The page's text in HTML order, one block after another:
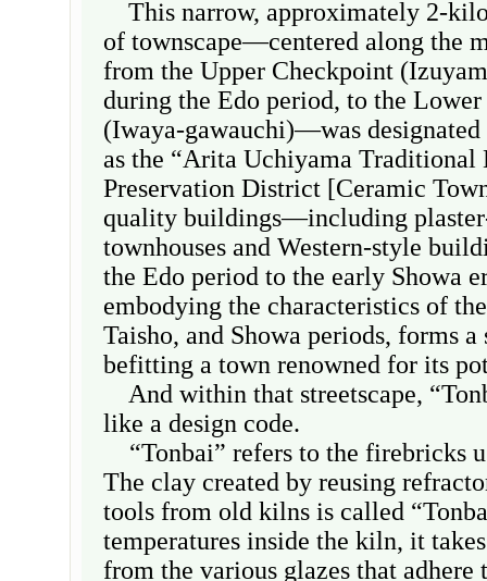
This narrow, approximately 2-
of townscape—centered along the
from the Upper Checkpoint
during the Edo period, to the
(Iwaya-gawauchi)—was
as the “Arita Uchiyama Traditional
Preservation District [Ceramic
quality buildings—including
townhouses and Western-style
the Edo period to the early Showa
embodying the characteristics of
Taisho, and Showa periods, forms a
befitting a town renowned for its
And within that streetscape,
like a design code.
“Tonbai” refers to the firebricks
The clay created by reusing
tools from old kilns is called
temperatures inside the kiln, it
from the various glazes that